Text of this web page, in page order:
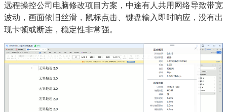
远程操控公司电脑修改项目方案，中途有人共用网络导致带宽
波动，画面依旧丝滑，鼠标点击、键盘输入即时响应，没有出
现卡顿或断连，稳定性非常强。